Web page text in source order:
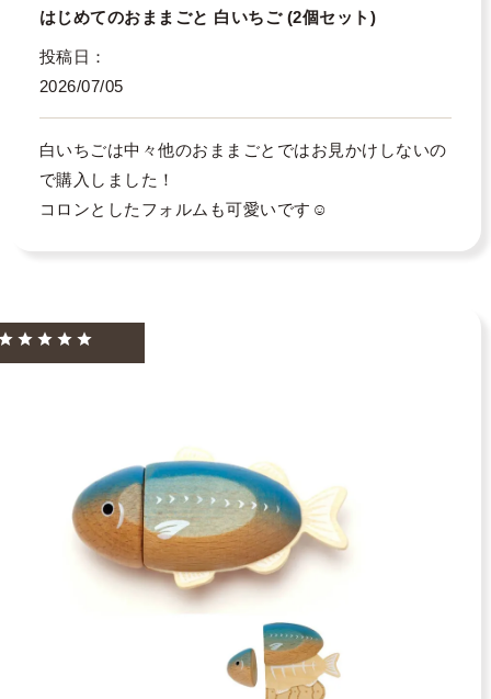
はじめてのおままごと 白いちご (2個セット)
投稿日
2026/07/05
白いちごは中々他のおままごとではお見かけしないの
で購入しました！